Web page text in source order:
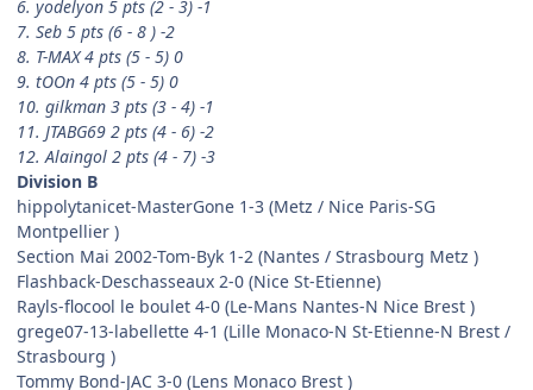
6. yodelyon 5 pts (2 - 3) -1
7. Seb 5 pts (6 - 8 ) -2
8. T-MAX 4 pts (5 - 5) 0
9. tOOn 4 pts (5 - 5) 0
10. gilkman 3 pts (3 - 4) -1
11. JTABG69 2 pts (4 - 6) -2
12. Alaingol 2 pts (4 - 7) -3
Division B
hippolytanicet-MasterGone 1-3 (Metz / Nice Paris-SG
Montpellier )
Section Mai 2002-Tom-Byk 1-2 (Nantes / Strasbourg Metz )
Flashback-Deschasseaux 2-0 (Nice St-Etienne)
Rayls-flocool le boulet 4-0 (Le-Mans Nantes-N Nice Brest )
grege07-13-labellette 4-1 (Lille Monaco-N St-Etienne-N Brest /
Strasbourg )
Tommy Bond-JAC 3-0 (Lens Monaco Brest )